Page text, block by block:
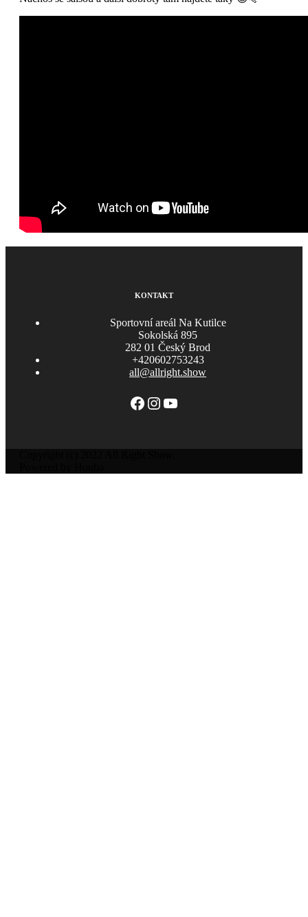
KONTAKT
Sportovní areál Na Kutilce
Sokolská 895
282 01 Český Brod
+420602753243
all@allright.show
Facebook
Instagram
YouTube